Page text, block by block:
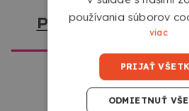
PREJDITE NA
používania súborov
viac
PRIJAŤ
ODMIETNUŤ